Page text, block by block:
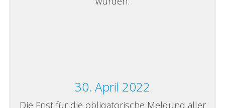
30. April 2022
Die Frist für die obligatorische Meldung aller